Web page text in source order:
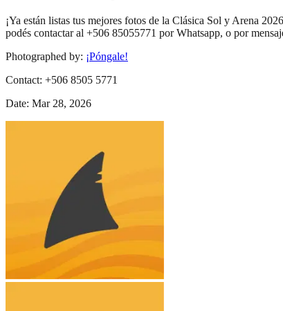
¡Ya están listas tus mejores fotos de la Clásica Sol y Arena
podés contactar al +506 85055771 por Whatsapp, o por
Photographed by: ¡Póngale!
Contact: +506 8505 5771
Date: Mar 28, 2026